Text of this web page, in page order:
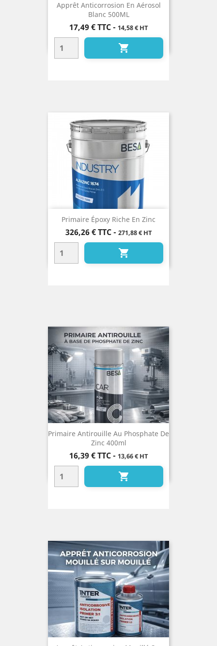
Apprêt Anticorrosion En Aérosol
Blanc 500ML
Prix
17,49 € TTC- 14,58 € HT

Primaire Époxy Riche En Zinc
Prix
326,26 € TTC- 271,88 € HT

Primaire Antirouille Au Phosphate De
Zinc 400ml
Prix
16,39 € TTC- 13,66 € HT
